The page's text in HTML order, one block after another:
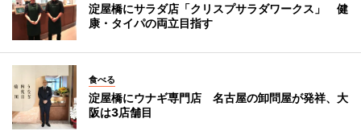
淀屋橋にサラダ店「クリスプサラダワークス」 健
康・タイパの両立目指す
食べる
淀屋橋にウナギ専門店 名古屋の卸問屋が発祥、大
阪は3店舗目